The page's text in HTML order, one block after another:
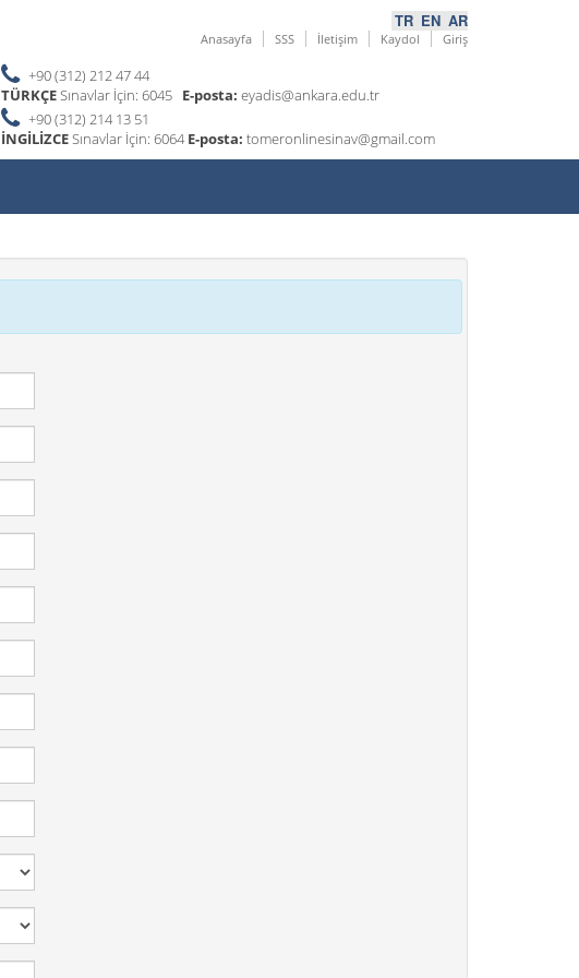
TR EN AR
Anasayfa SSS İletişim Kaydol Giriş
+90 (312) 212 47 44
TÜRKÇESınavlar İçin: 6045 E-posta: eyadis@ankara.edu.tr
+90 (312) 214 13 51
İNGİLİZCESınavlar İçin: 6064E-posta: tomeronlinesinav@gmail.com